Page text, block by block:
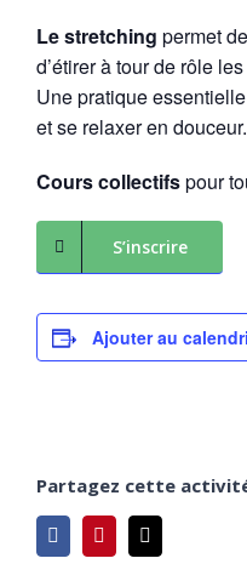
Le stretching permet
d’étirer à tour de rôle
Une pratique
et se relaxer en douceur.
Cours collectifspour
S’inscrire
Ajouter au
Partagez cette
FacebookPinterest